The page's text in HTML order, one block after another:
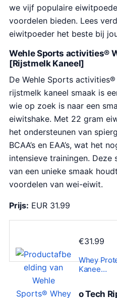
we vijf populaire
voordelen bieden. Lees
eiwitpoeder het beste bij
Wehle Sports activities®
[Rijstmelk Kaneel]
De Wehle Sports
rijstmelk kaneel smaak is
wie op zoek is naar een
eiwitshake. Met 22 gram
het ondersteunen van
BCAA’s en EAA’s, wat het
intensieve trainingen. Deze
van een unieke smaak
voordelen van wei-eiwit.
Prijs: EUR 31.99
€31.99
Whey
Kanee…
o Tech